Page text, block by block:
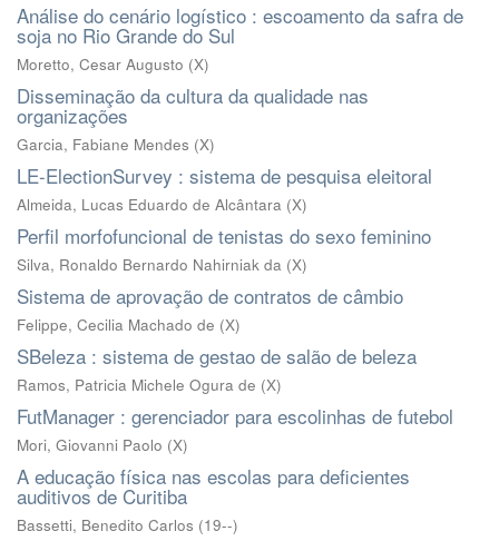
Análise do cenário logístico : escoamento da safra de
soja no Rio Grande do Sul
Moretto, Cesar Augusto (X)
Disseminação da cultura da qualidade nas
organizações
Garcia, Fabiane Mendes (X)
LE-ElectionSurvey : sistema de pesquisa eleitoral
Almeida, Lucas Eduardo de Alcântara (X)
Perfil morfofuncional de tenistas do sexo feminino
Silva, Ronaldo Bernardo Nahirniak da (X)
Sistema de aprovação de contratos de câmbio
Felippe, Cecilia Machado de (X)
SBeleza : sistema de gestao de salão de beleza
Ramos, Patricia Michele Ogura de (X)
FutManager : gerenciador para escolinhas de futebol
Mori, Giovanni Paolo (X)
A educação física nas escolas para deficientes
auditivos de Curitiba
Bassetti, Benedito Carlos (19--)